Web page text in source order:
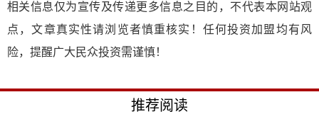
相关信息仅为宣传及传递更多信息之目的，不代表本网站观
点，文章真实性请浏览者慎重核实！任何投资加盟均有风
险，提醒广大民众投资需谨慎！
推荐阅读